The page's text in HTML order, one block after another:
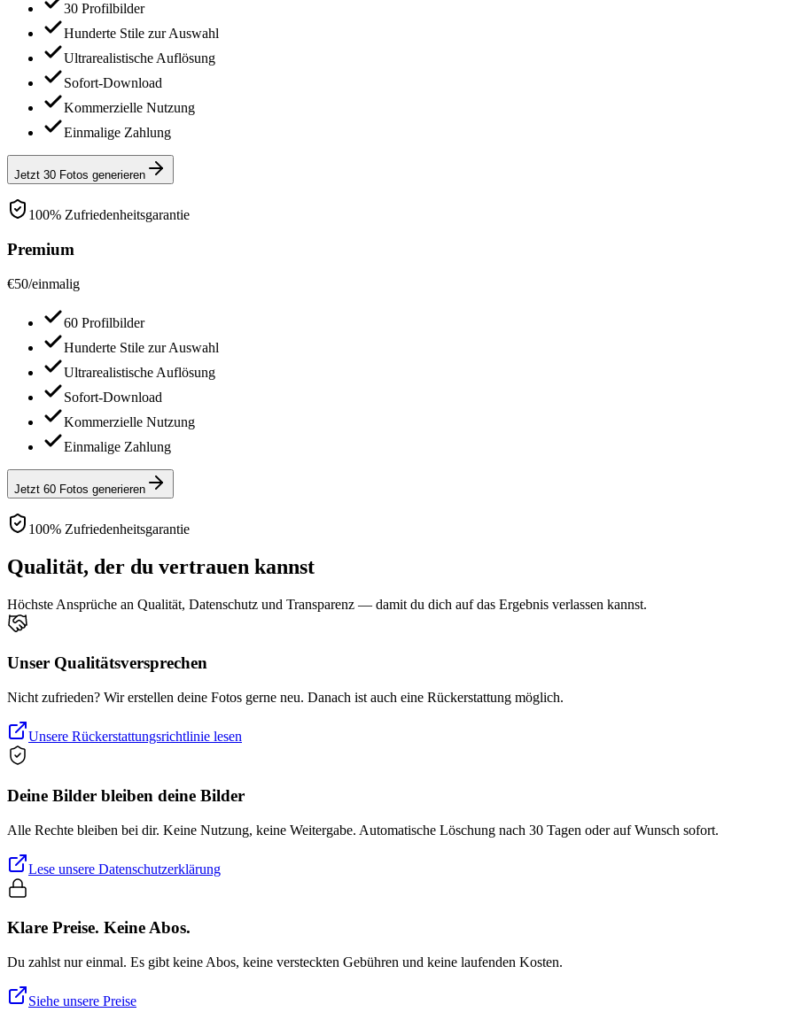
30 Profilbilder
Hunderte Stile zur Auswahl
Ultrarealistische Auflösung
Sofort-Download
Kommerzielle Nutzung
Einmalige Zahlung
Jetzt 30 Fotos generieren
100% Zufriedenheitsgarantie
Premium
€50/einmalig
60 Profilbilder
Hunderte Stile zur Auswahl
Ultrarealistische Auflösung
Sofort-Download
Kommerzielle Nutzung
Einmalige Zahlung
Jetzt 60 Fotos generieren
100% Zufriedenheitsgarantie
Qualität, der du vertrauen kannst
Höchste Ansprüche an Qualität, Datenschutz und Transparenz — damit du dich auf das Ergebnis verlassen kannst.
Unser Qualitätsversprechen
Nicht zufrieden? Wir erstellen deine Fotos gerne neu. Danach ist auch eine Rückerstattung möglich.
Unsere Rückerstattungsrichtlinie lesen
Deine Bilder bleiben deine Bilder
Alle Rechte bleiben bei dir. Keine Nutzung, keine Weitergabe. Automatische Löschung nach 30 Tagen oder auf Wunsch sofort.
Lese unsere Datenschutzerklärung
Klare Preise. Keine Abos.
Du zahlst nur einmal. Es gibt keine Abos, keine versteckten Gebühren und keine laufenden Kosten.
Siehe unsere Preise